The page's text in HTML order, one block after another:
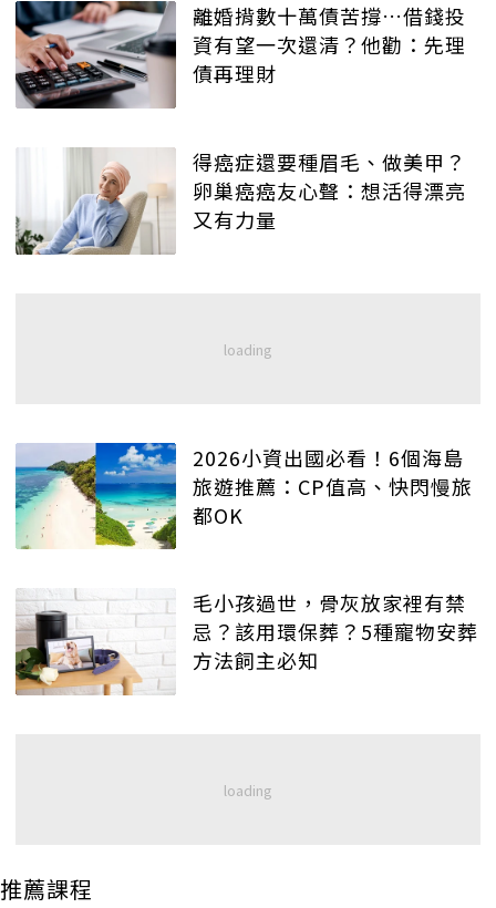
離婚揹數十萬債苦撐…借錢投
資有望一次還清？他勸：先理
債再理財
得癌症還要種眉毛、做美甲？
卵巢癌癌友心聲：想活得漂亮
又有力量
2026小資出國必看！6個海島
旅遊推薦：CP值高、快閃慢旅
都OK
毛小孩過世，骨灰放家裡有禁
忌？該用環保葬？5種寵物安葬
方法飼主必知
推薦課程